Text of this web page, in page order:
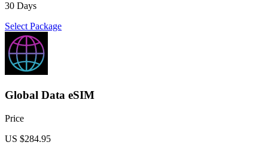
30 Days
Select Package
Global Data eSIM
Price
US $284.95